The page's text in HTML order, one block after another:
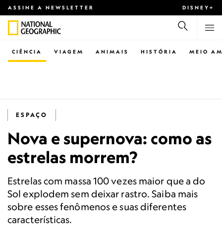
ASSINE A NEWSLETTER DISNEY+
CIÊNCIA VIAGEM ANIMAIS HISTÓRIA MEIO
ESPAÇO
Nova e supernova: como as
estrelas morrem?
Estrelas com massa 100 vezes maior que a do
Sol explodem sem deixar rastro. Saiba mais
sobre esses fenômenos e suas diferentes
características.